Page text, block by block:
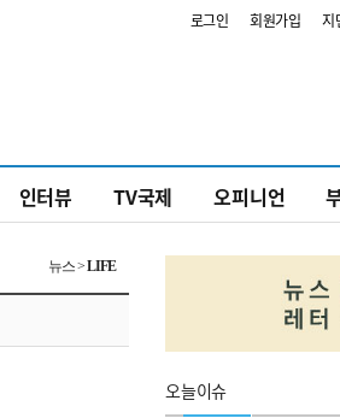
로그인 회원가입 지
인터뷰 TV국제 오피니언
뉴스 >LIFE
오늘이슈